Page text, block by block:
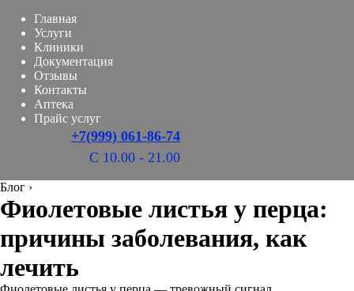
Главная
Услуги
Клиники
Документация
Отзывы
Контакты
Аптека
Прайс услуг
+7(999) 061-86-74
С 10.00 - 21.00
Блог ›
Фиолетовые листья у перца:
причины заболевания, как
лечить